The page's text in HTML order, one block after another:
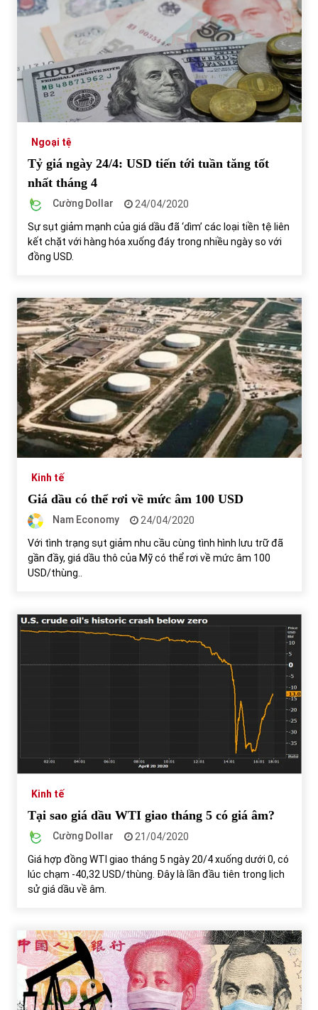
Ngoại tệ
Tỷ giá ngày 24/4: USD tiến tới tuần tăng tốt
nhất tháng 4
Cường Dollar
24/04/2020
Sự sụt giảm mạnh của giá dầu đã ‘dìm’ các loại tiền tệ liên
kết chặt với hàng hóa xuống đáy trong nhiều ngày so với
đồng USD.
Kinh tế
Giá dầu có thể rơi về mức âm 100 USD
Nam Economy
24/04/2020
Với tình trạng sụt giảm nhu cầu cùng tình hình lưu trữ đã
gần đầy, giá dầu thô của Mỹ có thể rơi về mức âm 100
USD/thùng..
Kinh tế
Tại sao giá dầu WTI giao tháng 5 có giá âm?
Cường Dollar
21/04/2020
Giá hợp đồng WTI giao tháng 5 ngày 20/4 xuống dưới 0, có
lúc chạm -40,32 USD/thùng. Đây là lần đầu tiên trong lịch
sử giá dầu về âm.